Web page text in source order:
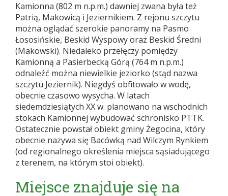
Kamionna (802 m n.p.m.) dawniej zwana była też
Patrią, Makowicą i Jeziernikiem. Z rejonu szczytu
można oglądać szerokie panoramy na Pasmo
Łososińskie, Beskid Wyspowy oraz Beskid Średni
(Makowski). Niedaleko przełęczy pomiędzy
Kamionną a Pasierbecką Górą (764 m n.p.m.)
odnaleźć można niewielkie jeziorko (stąd nazwa
szczytu Jeziernik). Niegdyś obfitowało w wodę,
obecnie czasowo wysycha. W latach
siedemdziesiątych XX w. planowano na wschodnich
stokach Kamionnej wybudować schronisko PTTK.
Ostatecznie powstał obiekt gminy Żegocina, który
obecnie nazywa się Bacówką nad Wilczym Rynkiem
(od regionalnego określenia miejsca sąsiadującego
z terenem, na którym stoi obiekt).
Miejsce znajduje się na